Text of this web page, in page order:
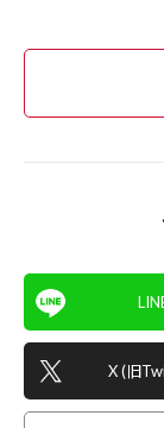
X (旧